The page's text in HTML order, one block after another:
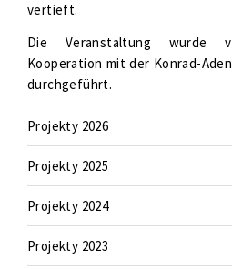
vertieft.
Die Veranstaltung wurde
Kooperation mit der Konrad-
durchgeführt.
Projekty 2026
Projekty 2025
Projekty 2024
Projekty 2023